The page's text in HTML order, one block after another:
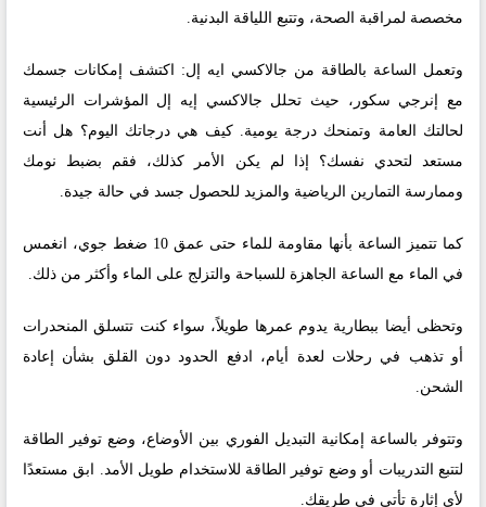
مخصصة لمراقبة الصحة، وتتبع اللياقة البدنية.
وتعمل الساعة بالطاقة من جالاكسي ايه إل: اكتشف إمكانات جسمك
مع إنرجي سكور، حيث تحلل جالاكسي إيه إل المؤشرات الرئيسية
لحالتك العامة وتمنحك درجة يومية. كيف هي درجاتك اليوم؟ هل أنت
مستعد لتحدي نفسك؟ إذا لم يكن الأمر كذلك، فقم بضبط نومك
وممارسة التمارين الرياضية والمزيد للحصول جسد في حالة جيدة.
كما تتميز الساعة بأنها مقاومة للماء حتى عمق 10 ضغط جوي، انغمس
في الماء مع الساعة الجاهزة للسباحة والتزلج على الماء وأكثر من ذلك.
وتحظى أيضا ببطارية يدوم عمرها طويلاً، سواء كنت تتسلق المنحدرات
أو تذهب في رحلات لعدة أيام، ادفع الحدود دون القلق بشأن إعادة
الشحن.
وتتوفر بالساعة إمكانية التبديل الفوري بين الأوضاع، وضع توفير الطاقة
لتتبع التدريبات أو وضع توفير الطاقة للاستخدام طويل الأمد. ابق مستعدًا
لأي إثارة تأتي في طريقك.